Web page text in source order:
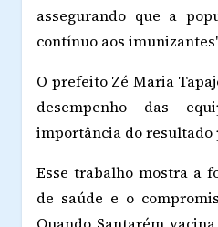
assegurando que a
contínuo aos
O prefeito Zé Maria
desempenho das
importância do resultado
Esse trabalho mostra a
de saúde e o
Quando Santarém